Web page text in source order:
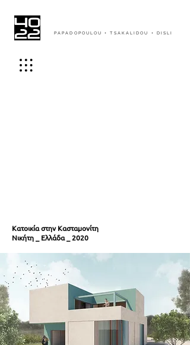
PAPADOPOULOU + TSAKALIDOU + DISLI
Κατοικία στην Κασταμονίτη
Νικήτη _ Ελλάδα _ 2020